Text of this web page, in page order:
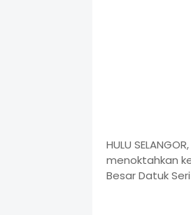
HULU
menoktahkan
Besar Datuk